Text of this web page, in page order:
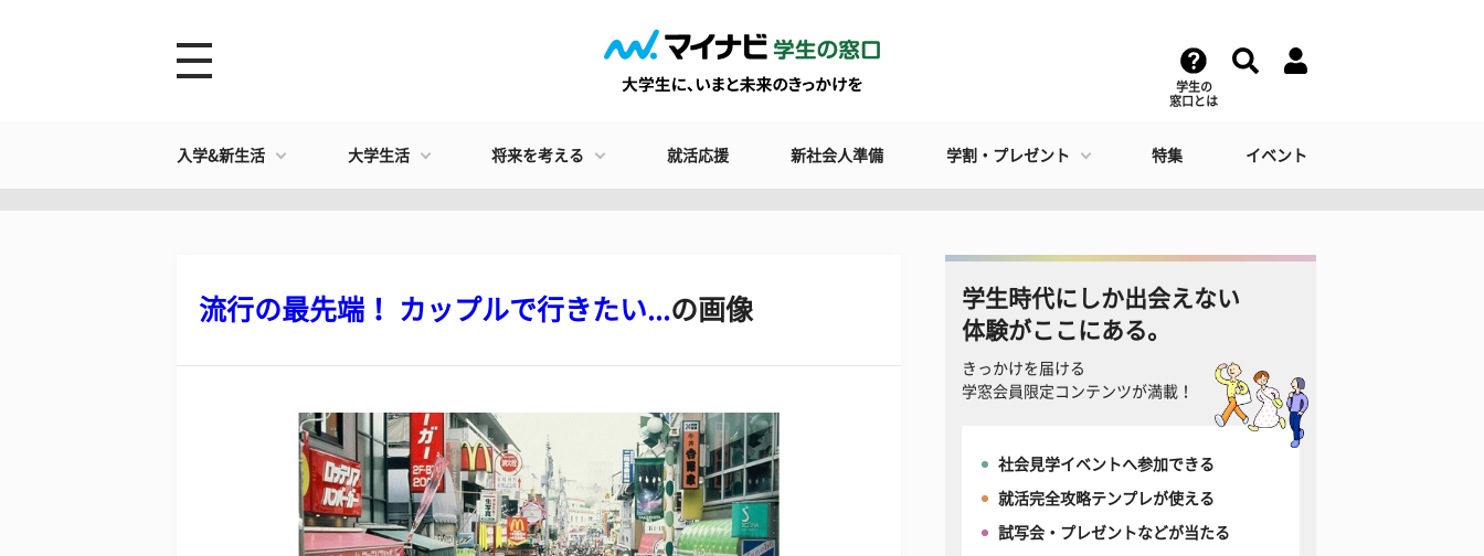
学生の
窓口とは
入学&新生活 大学生活 将来を考える 就活応援 新社会人準備 学割・プレゼント 特集 イベント
流行の最先端！ カップルで行きたい...の画像
学生時代にしか出会えない
体験がここにある。
きっかけを届ける
学窓会員限定コンテンツが満載！
社会見学イベントへ参加できる
就活完全攻略テンプレが使える
試写会・プレゼントなどが当たる